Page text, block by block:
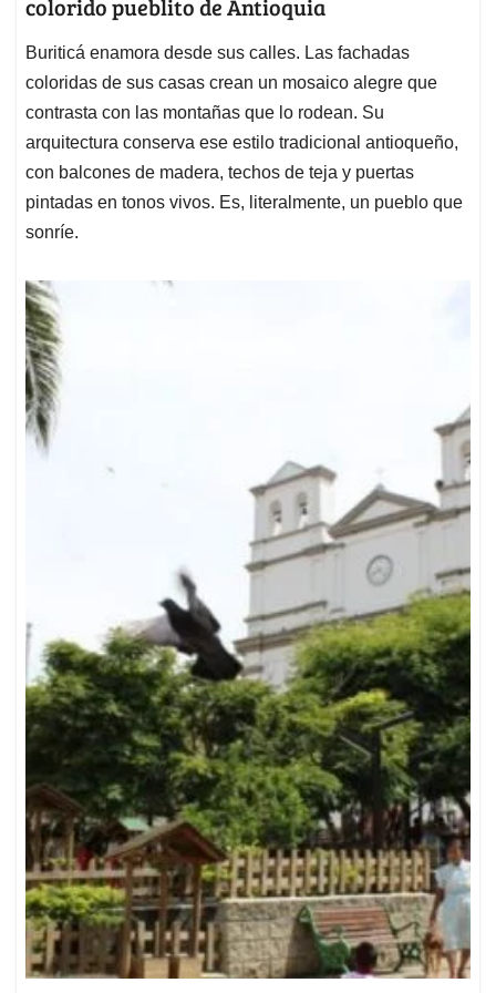
colorido pueblito de Antioquia
Buriticá enamora desde sus calles. Las fachadas
coloridas de sus casas crean un mosaico alegre que
contrasta con las montañas que lo rodean. Su
arquitectura conserva ese estilo tradicional antioqueño,
con balcones de madera, techos de teja y puertas
pintadas en tonos vivos. Es, literalmente, un pueblo que
sonríe.